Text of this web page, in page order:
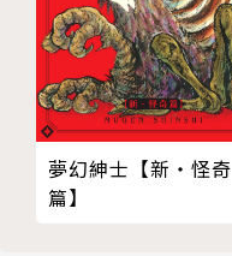
夢幻紳士【新‧怪奇
篇】